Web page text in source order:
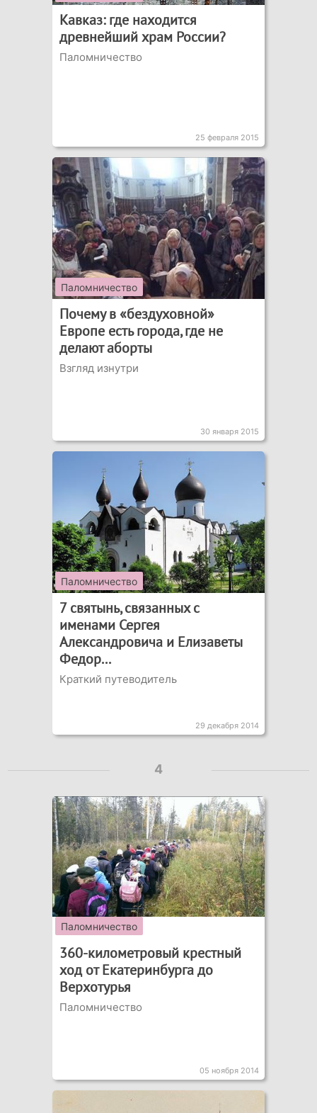
Кавказ: где находится
древнейший храм России?
Паломничество
25 февраля 2015
Паломничество
Почему в «бездуховной»
Европе есть города, где не
делают аборты
Взгляд изнутри
30 января 2015
Паломничество
7 святынь, связанных с
именами Сергея
Александровича и Елизаветы
Федор...
Краткий путеводитель
29 декабря 2014
4
Паломничество
360-километровый крестный
ход от Екатеринбурга до
Верхотурья
Паломничество
05 ноября 2014